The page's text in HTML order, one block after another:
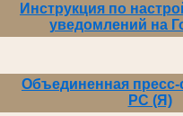
Инструкция по
уведомлений на
Объединенная
РС (Я)